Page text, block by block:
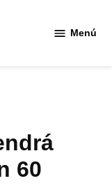
Menú
60